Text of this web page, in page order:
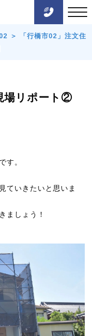
＞
「行橋市02」注文住
場リポート②
す。
ていきたいと思いま
ましょう！